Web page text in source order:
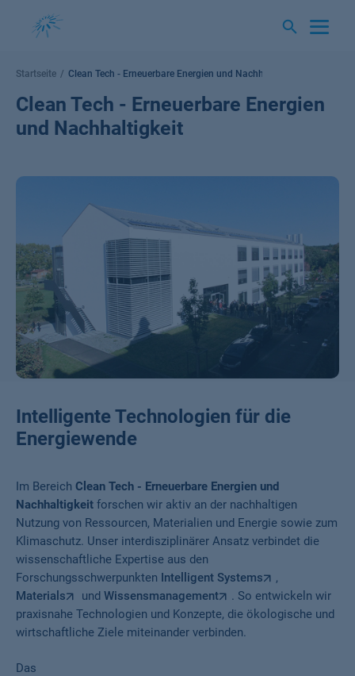
Startseite Clean Tech - Erneuerbare Energien und Nachhaltigkeit
Clean Tech - Erneuerbare Energien
und Nachhaltigkeit
Intelligente Technologien für die
Energiewende
Im Bereich Clean Tech - Erneuerbare Energien und
Nachhaltigkeit forschen wir aktiv an der nachhaltigen
Nutzung von Ressourcen, Materialien und Energie sowie zum
Klimaschutz. Unser interdisziplinärer Ansatz verbindet die
wissenschaftliche Expertise aus den
Forschungsschwerpunkten Intelligent Systems
,
Materials
und Wissensmanagement
. So entwickeln wir
praxisnahe Technologien und Konzepte, die ökologische und
wirtschaftliche Ziele miteinander verbinden.
Das